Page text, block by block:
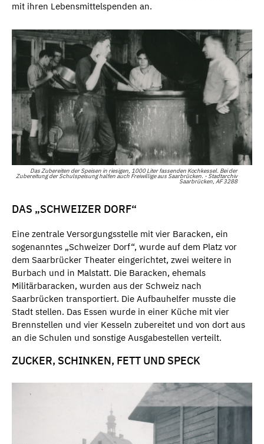
mit ihren Lebensmittelspenden an.
Das Zubereiten der Speisen in riesigen, 1000 Liter fassenden Kochkessel. Bei der
Zubereitung der Schulspeisung halfen auch Freiwillige aus Saarbrücken. - Stadtarchiv
Saarbrücken, AF 3288
DAS „SCHWEIZER DORF“
Eine zentrale Versorgungsstelle mit vier Baracken, ein
sogenanntes „Schweizer Dorf“, wurde auf dem Platz vor
dem Saarbrücker Theater eingerichtet, zwei weitere in
Burbach und in Malstatt. Die Baracken, ehemals
Militärbaracken, wurden aus der Schweiz nach
Saarbrücken transportiert. Die Aufbauhelfer musste die
Stadt stellen. Das Essen wurde in einer Küche mit vier
Brennstellen und vier Kesseln zubereitet und von dort aus
an die Schulen und sonstige Ausgabestellen verteilt.
ZUCKER, SCHINKEN, FETT UND SPECK